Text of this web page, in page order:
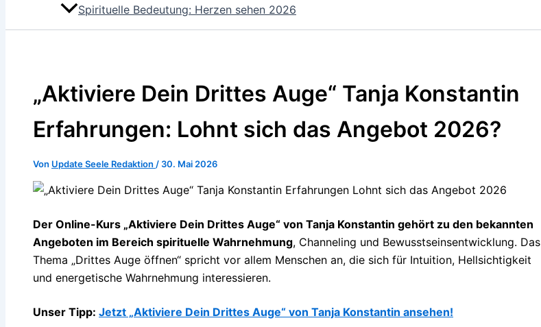
Spirituelle Bedeutung: Herzen sehen 2026
„Aktiviere Dein Drittes Auge“ Tanja Konstantin
Erfahrungen: Lohnt sich das Angebot 2026?
Von Update Seele Redaktion / 30. Mai 2026
Der Online-Kurs „Aktiviere Dein Drittes Auge“ von Tanja Konstantin gehört zu den bekannten
Angeboten im Bereich spirituelle Wahrnehmung, Channeling und Bewusstseinsentwicklung. Das
Thema „Drittes Auge öffnen“ spricht vor allem Menschen an, die sich für Intuition, Hellsichtigkeit
und energetische Wahrnehmung interessieren.
Unser Tipp: Jetzt „Aktiviere Dein Drittes Auge“ von Tanja Konstantin ansehen!